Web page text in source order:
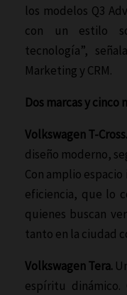
los modelos Q3
con un estilo
tecnología”,
Marketing y CRM.
Dos marcas y cinco
Volkswagen T-Cross.
diseño moderno,
Con amplio
eficiencia, que lo
quienes buscan
tanto en la ciudad
Volkswagen Tera.
espíritu